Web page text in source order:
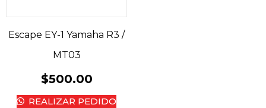
Escape EY-1 Yamaha R3 /
MT03
$500.00
REALIZAR PEDIDO